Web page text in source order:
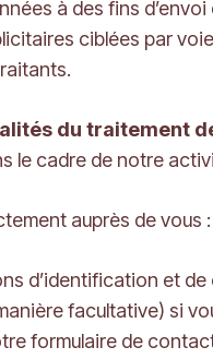
à des fins
ciblées par
du traitement
le cadre de notre
auprès de vous :
d’identification et
facultative) si
formulaire de